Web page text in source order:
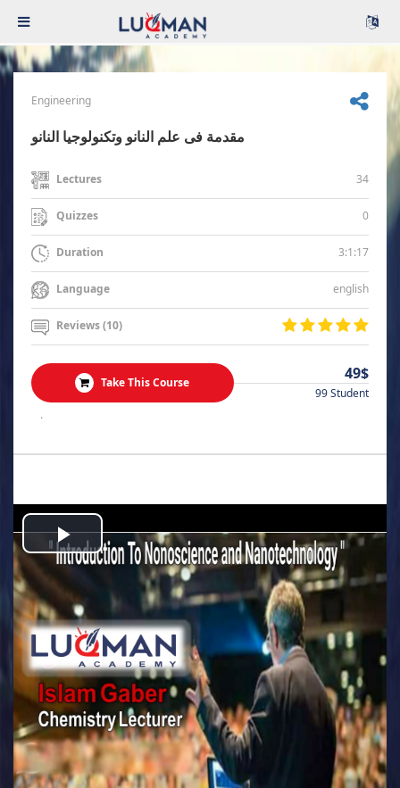
Engineering
مقدمة فى علم النانو وتكنولوجيا النانو
Lectures 34
Quizzes 0
Duration 3:1:17
Language english
Reviews (10)
Take This Course 49$
99 Student
.
Play
Video